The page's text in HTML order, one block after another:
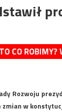
CO
Rozwoju
w